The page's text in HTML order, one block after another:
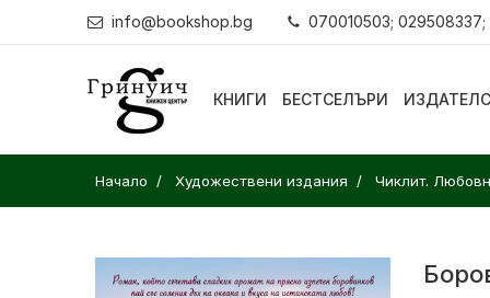
info@bookshop.bg 070010503; 029508337;
КНИГИ БЕСТСЕЛЪРИ
Начало Художествени издания Чиклит.